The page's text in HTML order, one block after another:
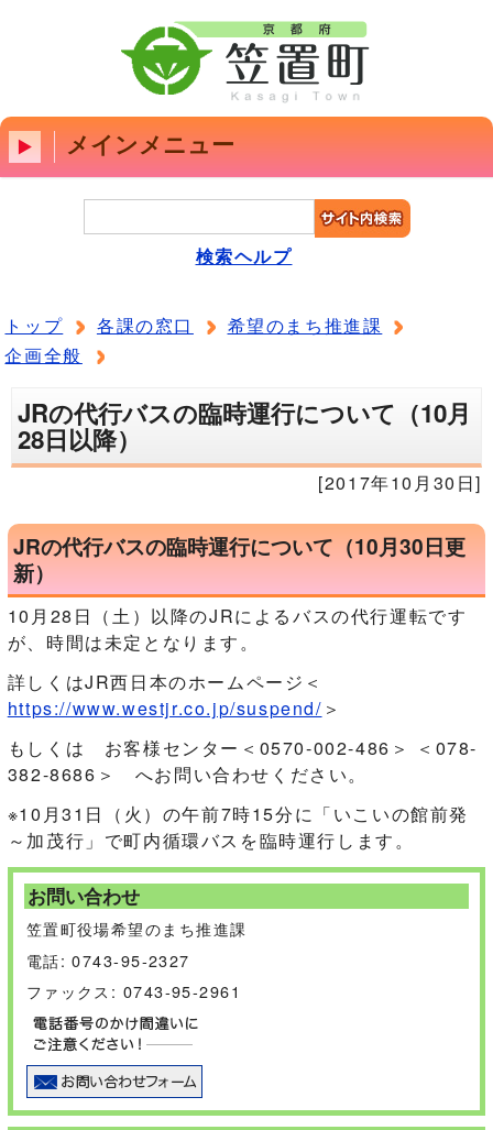
メインメニュー
検索ヘルプ
トップ 各課の窓口
希望のまち推進課
企画全般
JRの代行バスの臨時運行について（10月
28日以降）
[2017年10月30日]
JRの代行バスの臨時運行について（10月30日更
新）
10月28日（土）以降のJRによるバスの代行運転です
が、時間は未定となります。
詳しくはJR西日本のホームページ＜
https://www.westjr.co.jp/suspend/ ＞
もしくは お客様センター＜0570-002-486＞ ＜078-
382-8686＞ へお問い合わせください。
※10月31日（火）の午前7時15分に「いこいの館前発
～加茂行」で町内循環バスを臨時運行します。
お問い合わせ
笠置町役場希望のまち推進課
電話: 0743-95-2327
ファックス: 0743-95-2961